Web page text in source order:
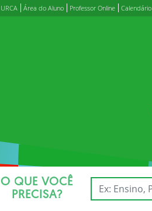
URCA Área do Aluno Professor Online
O QUE VOCÊ
PRECISA?